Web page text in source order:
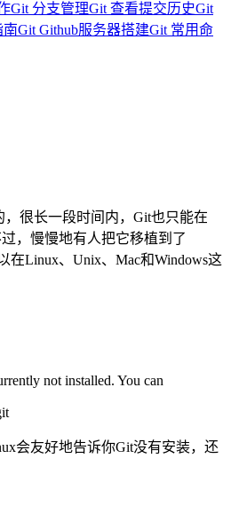
Git 分支管理Git 查看提交历史Git
南Git Github服务器搭建Git 常用命
很长一段时间内，Git也只能在
，慢慢地有人把它移植到了
在Linux、Unix、Mac和Windows这
not installed. You can
会友好地告诉你Git没有安装，还